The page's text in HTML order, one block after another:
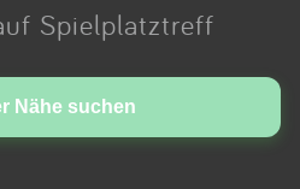
Nähe suchen
Spielplatztreff
in Cologne.